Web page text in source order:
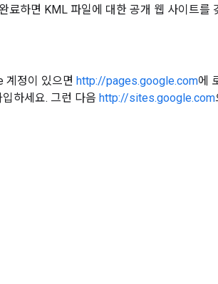
료하면 KML 파일에 대한 공개 웹 사이트를
계정이 있으면 http://pages.google.com에
하세요. 그런 다음 http://sites.google.com